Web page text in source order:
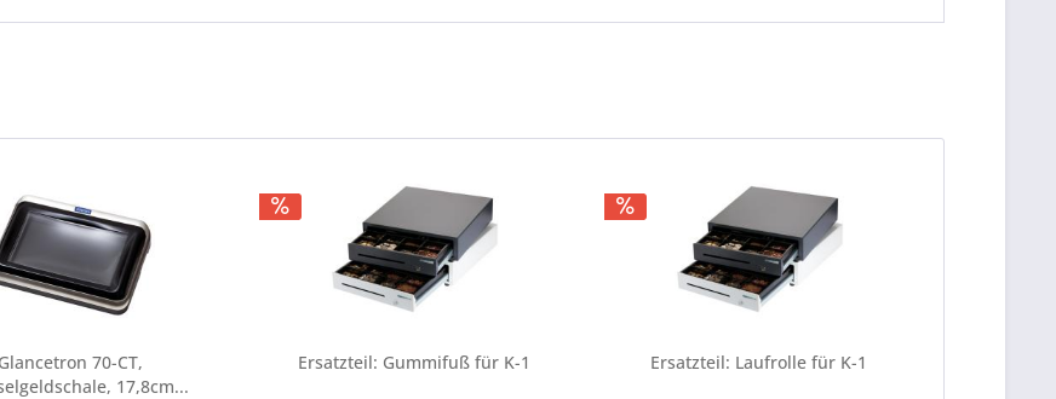
Glancetron 70-CT,
17,8cm...
Ersatzteil: Gummifuß für K-1 Ersatzteil: Laufrolle für K-1